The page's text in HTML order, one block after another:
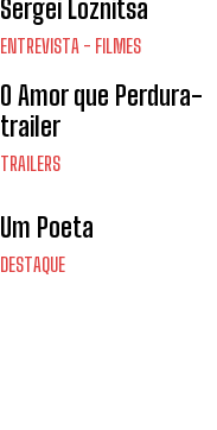
Sergei Loznitsa
ENTREVISTA - FILMES
O Amor que Perdura-
trailer
TRAILERS
Um Poeta
DESTAQUE